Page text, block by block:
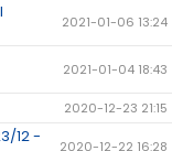
2021-01-06 13:24
2021-01-04 18:43
2020-12-23 21:15
12 -
2020-12-22 16:28